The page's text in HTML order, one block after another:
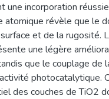
une incorporation
atomique révèle que le
et de la rugosité.
une légère
que le couplage de
photocatalytique.
des couches de TiO2